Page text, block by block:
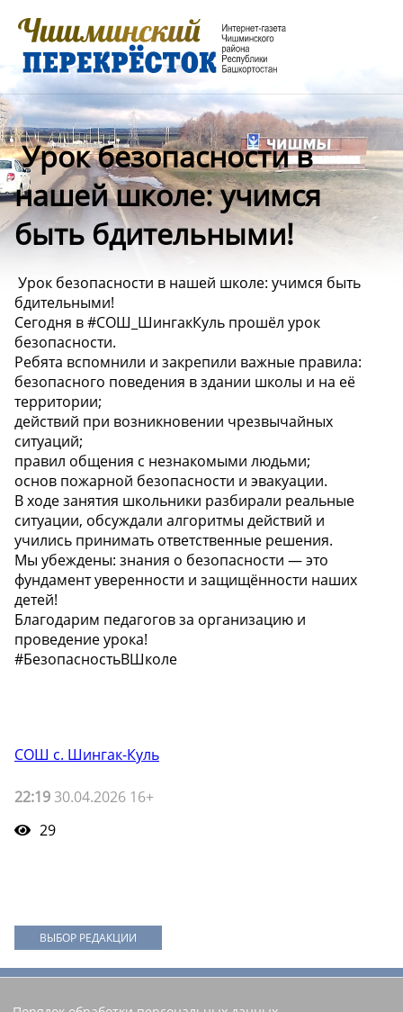
️ Урок безопасности в
нашей школе: учимся
быть бдительными!
️ Урок безопасности в нашей школе: учимся быть
бдительными!
Сегодня в #СОШ_ШингакКуль прошёл урок
безопасности.
Ребята вспомнили и закрепили важные правила:
безопасного поведения в здании школы и на её
территории;
действий при возникновении чрезвычайных
ситуаций;
правил общения с незнакомыми людьми;
основ пожарной безопасности и эвакуации.
В ходе занятия школьники разбирали реальные
ситуации, обсуждали алгоритмы действий и
учились принимать ответственные решения.
Мы убеждены: знания о безопасности — это
фундамент уверенности и защищённости наших
детей!
Благодарим педагогов за организацию и
проведение урока!
#БезопасностьВШколе
СОШ с. Шингак-Куль
22:19 30.04.2026 16+
29
ВЫБОР РЕДАКЦИИ